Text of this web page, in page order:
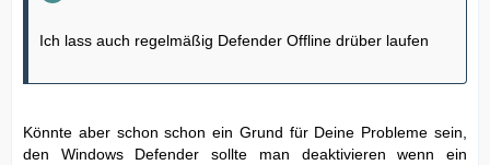
Ich lass auch regelmäßig Defender Offline drüber laufen
Könnte aber schon schon ein Grund für Deine Probleme sein,
den Windows Defender sollte man deaktivieren wenn ein